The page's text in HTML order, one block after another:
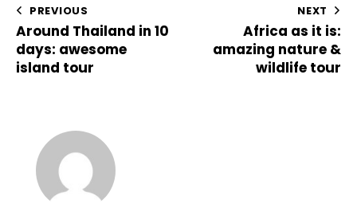
PREVIOUS
Around Thailand in 10
days: awesome
island tour
NEXT
Africa as it is:
amazing nature &
wildlife tour